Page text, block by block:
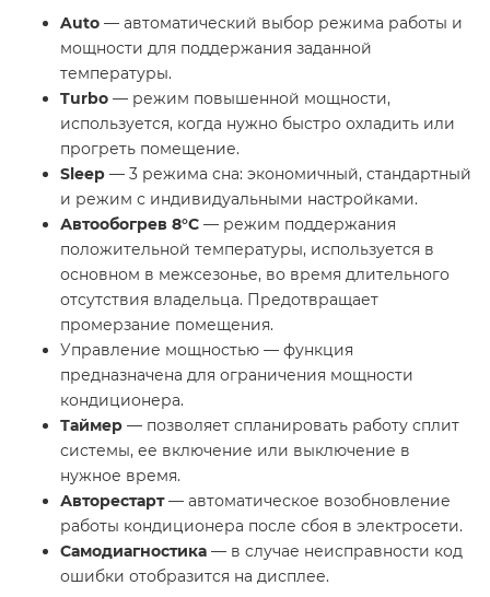
Auto — автоматический выбор режима работы и
мощности для поддержания заданной
температуры.
Turbo — режим повышенной мощности,
используется, когда нужно быстро охладить или
прогреть помещение.
Sleep — 3 режима сна: экономичный, стандартный
и режим с индивидуальными настройками.
Автообогрев 8°С — режим поддержания
положительной температуры, используется в
основном в межсезонье, во время длительного
отсутствия владельца. Предотвращает
промерзание помещения.
Управление мощностью — функция
предназначена для ограничения мощности
кондиционера.
Таймер — позволяет спланировать работу сплит
системы, ее включение или выключение в
нужное время.
Авторестарт— автоматическое возобновление
работы кондиционера после сбоя в электросети.
Самодиагностика — в случае неисправности код
ошибки отобразится на дисплее.